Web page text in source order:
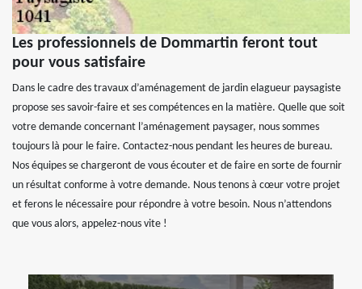
Les professionnels de Dommartin feront tout
pour vous satisfaire
Dans le cadre des travaux d’aménagement de jardin elagueur paysagiste
propose ses savoir-faire et ses compétences en la matière. Quelle que soit
votre demande concernant l’aménagement paysager, nous sommes
toujours là pour le faire. Contactez-nous pendant les heures de bureau.
Nos équipes se chargeront de vous écouter et de faire en sorte de fournir
un résultat conforme à votre demande. Nous tenons à cœur votre projet
et ferons le nécessaire pour répondre à votre besoin. Nous n’attendons
que vous alors, appelez-nous vite !